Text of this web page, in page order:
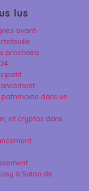
lus
avant-
prochains
dans un
et cryptos dans
à Salon de